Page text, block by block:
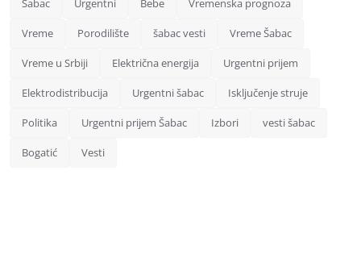
Šabac Urgentni Bebe Vremenska prognoza
Vreme Porodilište šabac vesti Vreme Šabac
Vreme u Srbiji Električna energija Urgentni prijem
Elektrodistribucija Urgentni šabac Isključenje struje
Politika Urgentni prijem Šabac Izbori vesti šabac
Bogatić Vesti